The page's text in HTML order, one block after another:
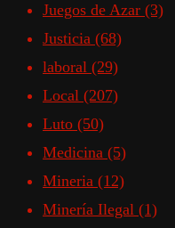
Juegos de Azar (3)
Justicia (68)
laboral (29)
Local (207)
Luto (50)
Medicina (5)
Mineria (12)
Minería Ilegal (1)